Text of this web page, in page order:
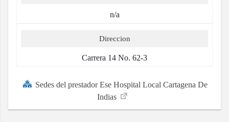
n/a
Direccion
Carrera 14 No. 62-3
Sedes del prestador Ese Hospital Local Cartagena De
Indias